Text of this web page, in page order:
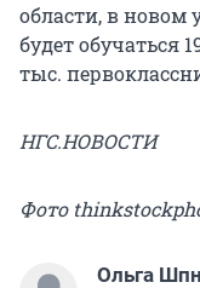
области, в новом
будет обучаться
тыс.
НГС.НОВОСТИ
Фото
Ольга